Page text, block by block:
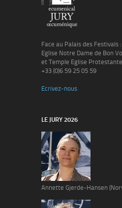
Face au Palais des Festivals :
Eglise Notre Dame de Bon
et Temple Eglise
+33 (0)6 59 25 05 59
Ecrivez-nous
LE JURY 2026
Annette Gjerde-Hansen